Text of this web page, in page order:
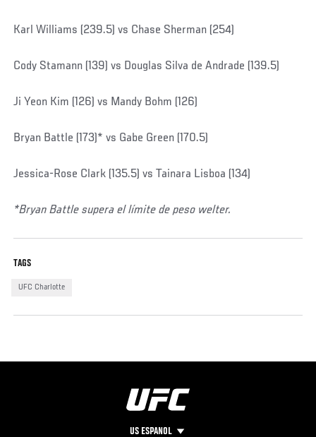
Karl Williams (239.5) vs Chase Sherman (254)
Cody Stamann (139) vs Douglas Silva de Andrade (139.5)
Ji Yeon Kim (126) vs Mandy Bohm (126)
Bryan Battle (173)* vs Gabe Green (170.5)
Jessica-Rose Clark (135.5) vs Tainara Lisboa (134)
*Bryan Battle supera el límite de peso welter.
TAGS
UFC Charlotte
US ESPANOL